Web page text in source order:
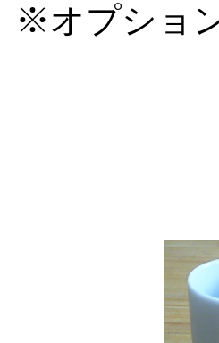
※オプショ